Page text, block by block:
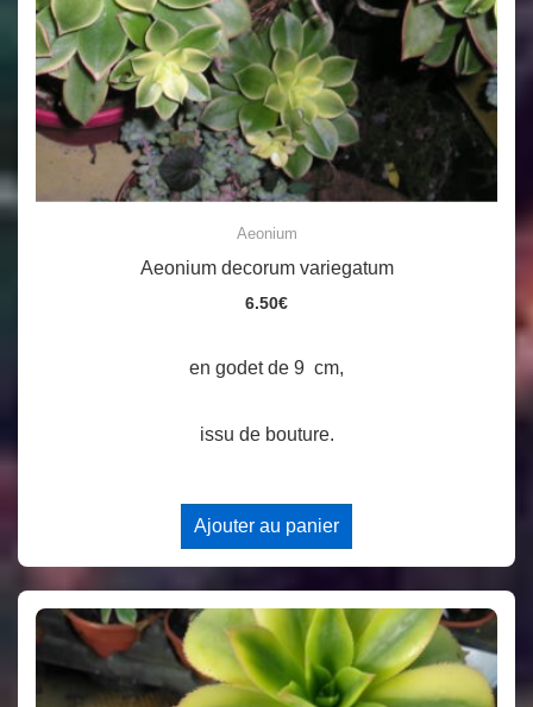
Aeonium
Aeonium decorum variegatum
6.50€
en godet de 9 cm,
issu de bouture.
Ajouter au panier